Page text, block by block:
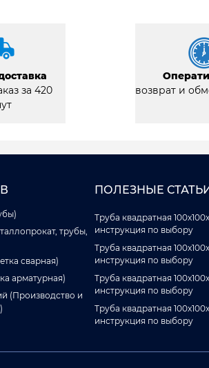
за 420
возврат и
трубы,
сварная)
арматурная)
(Производство и
ПОЛЕЗНЫЕ
Труба квадратная
инструкция по выбору
Труба квадратная
инструкция по выбору
Труба квадратная
инструкция по выбору
Труба квадратная
инструкция по выбору